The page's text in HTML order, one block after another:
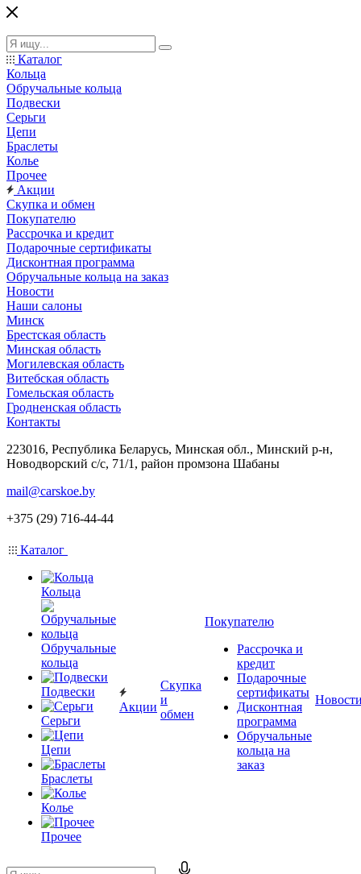
Каталог
Кольца
Обручальные кольца
Подвески
Серьги
Цепи
Браслеты
Колье
Прочее
Акции
Скупка и обмен
Покупателю
Рассрочка и кредит
Подарочные сертификаты
Дисконтная программа
Обручальные кольца на заказ
Новости
Наши салоны
Минск
Брестская область
Минская область
Могилевская область
Витебская область
Гомельская область
Гродненская область
Контакты
223016, Республика Беларусь, Минская обл., Минский р-н,
Новодворский с/с, 71/1, район промзона Шабаны
mail@carskoe.by
+375 (29) 716-44-44
Каталог
Кольца
Обручальные
кольца
Подвески
Серьги
Цепи
Браслеты
Колье
Прочее
Акции
Скупка
и
обмен
Покупателю
Рассрочка и
кредит
Подарочные
сертификаты
Дисконтная
программа
Обручальные
кольца на
заказ